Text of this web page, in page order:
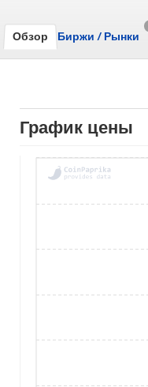
Обзор Биржи /Рынки
График цены